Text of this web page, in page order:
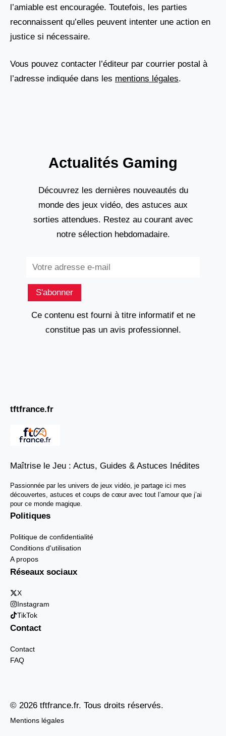
l’amiable est encouragée. Toutefois, les parties
reconnaissent qu’elles peuvent intenter une action en
justice si nécessaire.
Vous pouvez contacter l’éditeur par courrier postal à
l’adresse indiquée dans les mentions légales.
Actualités Gaming
Découvrez les dernières nouveautés du
monde des jeux vidéo, des astuces aux
sorties attendues. Restez au courant avec
notre sélection hebdomadaire.
S'abonner
Ce contenu est fourni à titre informatif et ne
constitue pas un avis professionnel.
tftfrance.fr
Maîtrise le Jeu : Actus, Guides & Astuces Inédites
Passionnée par les univers de jeux vidéo, je partage ici mes
découvertes, astuces et coups de cœur avec tout l’amour que j’ai
pour ce monde magique.
Politiques
Politique de confidentialité
Conditions d'utilisation
A propos
Réseaux sociaux
X
Instagram
TikTok
Contact
Contact
FAQ
© 2026 tftfrance.fr. Tous droits réservés.
Mentions légales